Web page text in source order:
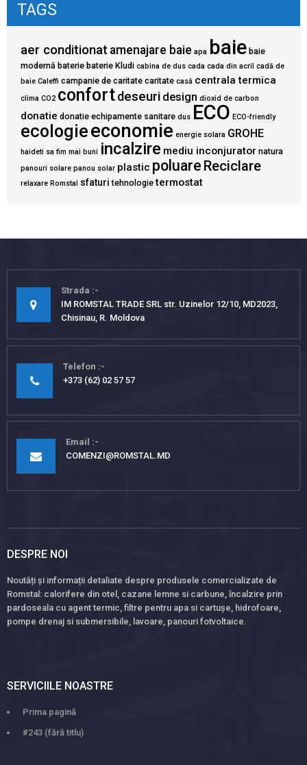
TAGS
aer conditionat amenajare baie apa baie baie
modernă baterie baterie Kludi cabina de dus cada cada din acril cadă de
baie Caleffi campanie de caritate caritate casă centrala termica
clima CO2 confortdeseuri design dioxid de carbon
donatie donatie echipamente sanitare dus ECO ECO-friendly
ecologieeconomie energie solara GROHE
haideti sa fim mai buni incalzire mediu inconjurator natura
panouri solare panou solar plastic poluare Reciclare
relaxare Romstal sfaturi tehnologie termostat
Strada
IM ROMSTAL TRADE SRL str. Uzinelor 12/10, MD2023,
Chisinau, R. Moldova
Telefon
+373 (62) 02 57 57
Email
COMENZI@ROMSTAL.MD
DESPRE NOI
Noutăți și informații detaliate despre produsele comercializate de
Romstal: calorifere din otel, cazane lemne si carbune, încalzire prin
pardoseala cu agent termic, filtre pentru apa si cartușe, hidrofoare,
pompe drenaj si submersibile, lavoare, panouri fotvoltaice.
SERVICIILE NOASTRE
Prima pagină
#243 (fără titlu)